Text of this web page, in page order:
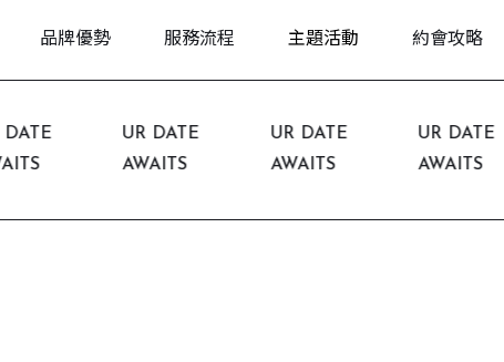
品牌優勢 服務流程 主題活動 約會攻略
UR DATE
AWAITS
UR DATE
AWAITS
UR DATE
AWAITS